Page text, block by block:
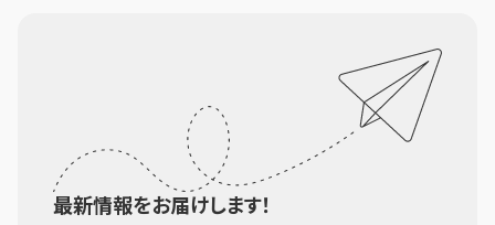
最新情報をお届けします！